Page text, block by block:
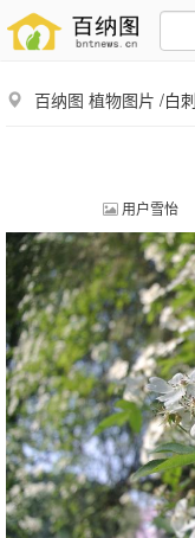
百纳图 植物图片 /白
用户雪怡